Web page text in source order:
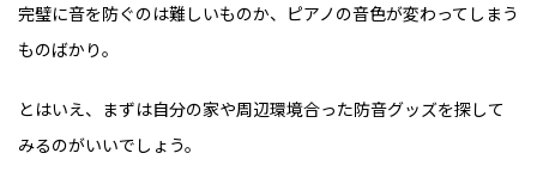
完璧に音を防ぐのは難しいものか、ピアノの音色が変わってしまう
ものばかり。
とはいえ、まずは自分の家や周辺環境合った防音グッズを探して
みるのがいいでしょう。